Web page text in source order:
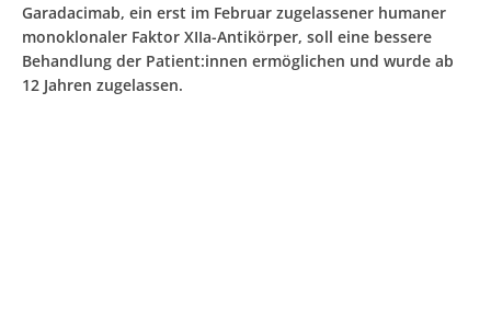
Garadacimab, ein erst im Februar zugelassener humaner
monoklonaler Faktor XIIa-Antikörper, soll eine bessere
Behandlung der Patient:innen ermöglichen und wurde ab
12 Jahren zugelassen.